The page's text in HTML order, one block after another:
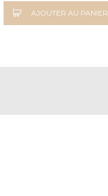
AJOUTER AU PANIER